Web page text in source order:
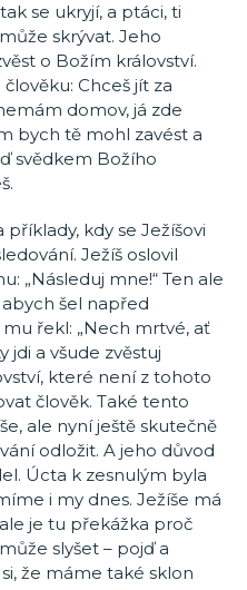
se ukryjí, a ptáci, ti
skrývat. Jeho
o Božím království.
Chceš jít za
domov, já zde
bych tě mohl zavést a
svědkem Božího
kdy se Ježíšovi
Ježíš oslovil
„Následuj mne!“ Ten ale
šel napřed
řekl: „Nech mrtvé, ať
jdi a všude zvěstuj
které není z tohoto
člověk. Také tento
ale nyní ještě skutečně
odložit. A jeho důvod
Úcta k zesnulým byla
i my dnes. Ježíše má
je tu překážka proč
slyšet – pojď a
že máme také sklon